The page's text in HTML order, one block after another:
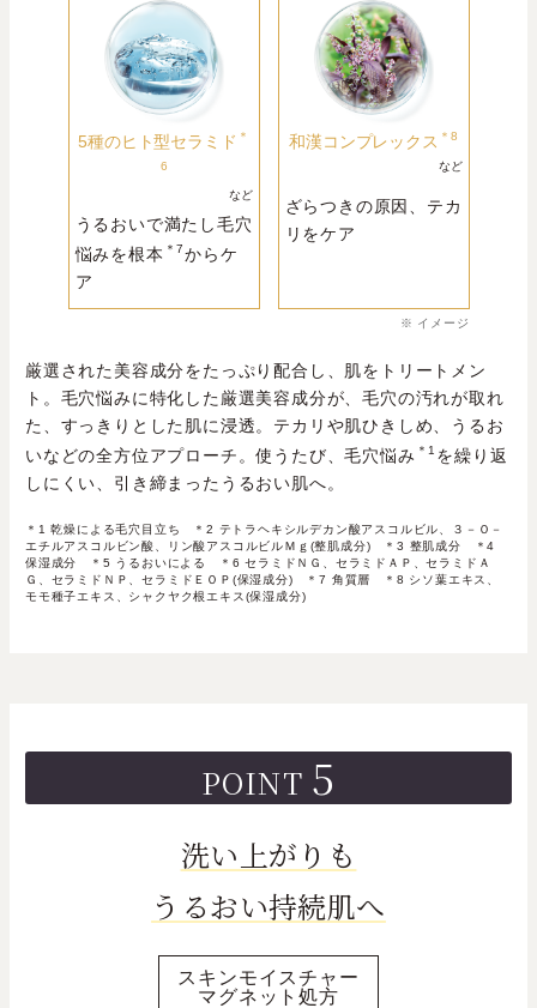
5種のヒト型セラミド ＊
6
など
うるおいで満たし毛穴
悩みを根本 ＊7からケ
ア
和漢コンプレックス ＊8
など
ざらつきの原因、テカ
リをケア
※ イメージ
厳選された美容成分をたっぷり配合し、肌をトリートメン
ト。毛穴悩みに特化した厳選美容成分が、毛穴の汚れが取れ
た、すっきりとした肌に浸透。テカリや肌ひきしめ、うるお
いなどの全方位アプローチ。使うたび、毛穴悩み ＊1 を繰り返
しにくい、引き締まったうるおい肌へ。
＊1 乾燥による毛穴目立ち ＊2 テトラヘキシルデカン酸アスコルビル、３－Ｏ－
エチルアスコルビン酸、リン酸アスコルビルＭｇ(整肌成分) ＊3 整肌成分 ＊4
保湿成分 ＊5 うるおいによる ＊6 セラミドＮＧ、セラミドＡＰ、セラミドＡ
Ｇ、セラミドＮＰ、セラミドＥＯＰ(保湿成分) ＊7 角質層 ＊8 シソ葉エキス、
モモ種子エキス、シャクヤク根エキス(保湿成分)
POINT 5
洗い上がりも
うるおい持続肌へ
スキンモイスチャー
マグネット処方